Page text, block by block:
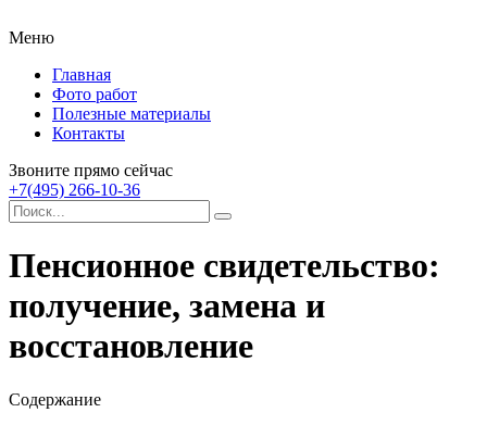
Меню
Главная
Фото работ
Полезные материалы
Контакты
Звоните прямо сейчас
+7(495) 266-10-36
Пенсионное свидетельство:
получение, замена и
восстановление
Содержание